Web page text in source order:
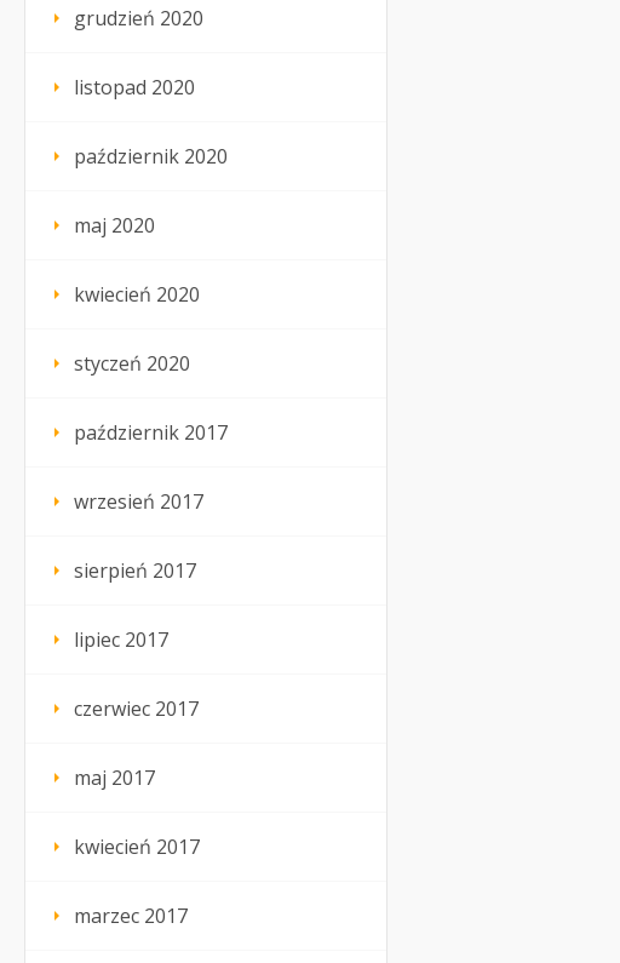
grudzień 2020
listopad 2020
październik 2020
maj 2020
kwiecień 2020
styczeń 2020
październik 2017
wrzesień 2017
sierpień 2017
lipiec 2017
czerwiec 2017
maj 2017
kwiecień 2017
marzec 2017